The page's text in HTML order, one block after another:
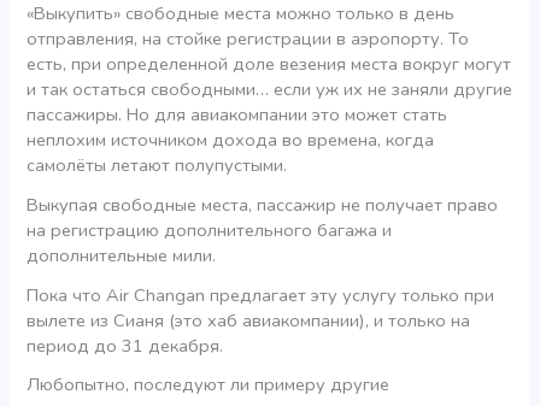
«Выкупить» свободные места можно только в день
отправления, на стойке регистрации в аэропорту. То
есть, при определенной доле везения места вокруг могут
и так остаться свободными… если уж их не заняли другие
пассажиры. Но для авиакомпании это может стать
неплохим источником дохода во времена, когда
самолёты летают полупустыми.
Выкупая свободные места, пассажир не получает право
на регистрацию дополнительного багажа и
дополнительные мили.
Пока что Air Changan предлагает эту услугу только при
вылете из Сианя (это хаб авиакомпании), и только на
период до 31 декабря.
Любопытно, последуют ли примеру другие